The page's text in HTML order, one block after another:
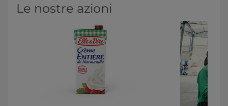
Le nostre azioni